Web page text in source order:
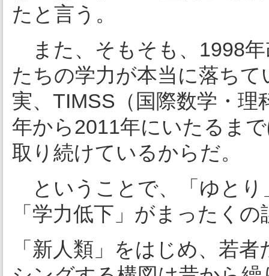
たと言う。
また、そもそも、1998年
たちの学力が本当に落ち
実、TIMSS（国際数学・
年から2011年にいたるま
取り続けているからだ。
ということで、「ゆとり
「学力低下」がまったく
「新人類」をはじめ、若